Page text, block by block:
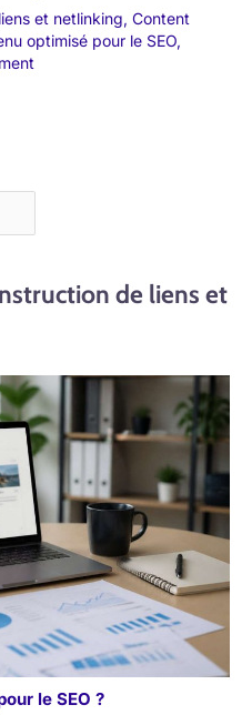
et netlinking, Content
optimisé pour le SEO,
de liens et
le SEO ?